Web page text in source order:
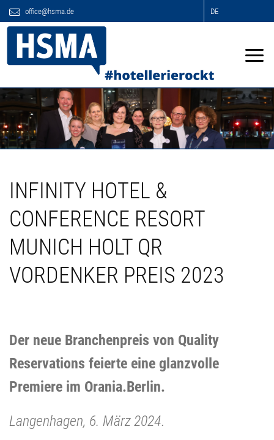
office@hsma.de DE
INFINITY HOTEL &
CONFERENCE RESORT
MUNICH HOLT QR
VORDENKER PREIS 2023
Der neue Branchenpreis von Quality
Reservations feierte eine glanzvolle
Premiere im Orania.Berlin.
Langenhagen, 6. März 2024.